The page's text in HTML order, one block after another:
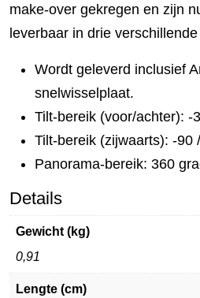
make-over gekregen en zijn
leverbaar in drie
Wordt geleverd inclusief
snelwisselplaat.
Tilt-bereik (voor/achter): -
Tilt-bereik (zijwaarts): -90
Panorama-bereik: 360
Details
Gewicht (kg)
0,91
Lengte (cm)